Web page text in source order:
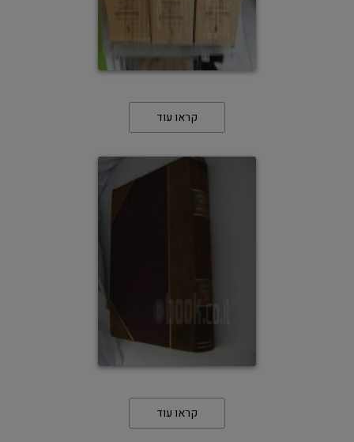
קראו עוד
קראו עוד